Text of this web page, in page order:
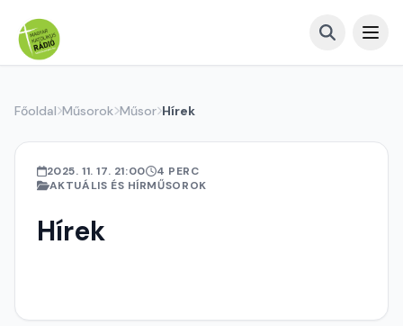
Főoldal Műsorok Műsor Hírek
2025. 11. 17. 21:00
4 PERC
AKTUÁLIS ÉS HÍRMŰSOROK
Hírek